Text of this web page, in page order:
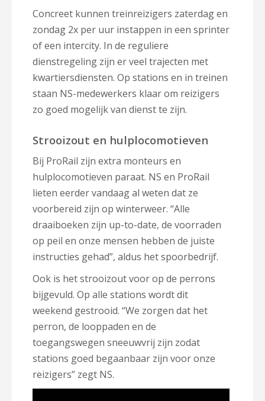
Concreet kunnen treinreizigers zaterdag en
zondag 2x per uur instappen in een sprinter
of een intercity. In de reguliere
dienstregeling zijn er veel trajecten met
kwartiersdiensten. Op stations en in treinen
staan NS-medewerkers klaar om reizigers
zo goed mogelijk van dienst te zijn.
Strooizout en hulplocomotieven
Bij ProRail zijn extra monteurs en
hulplocomotieven paraat. NS en ProRail
lieten eerder vandaag al weten dat ze
voorbereid zijn op winterweer. “Alle
draaiboeken zijn up-to-date, de voorraden
op peil en onze mensen hebben de juiste
instructies gehad”, aldus het spoorbedrijf.
Ook is het strooizout voor op de perrons
bijgevuld. Op alle stations wordt dit
weekend gestrooid. “We zorgen dat het
perron, de looppaden en de
toegangswegen sneeuwvrij zijn zodat
stations goed begaanbaar zijn voor onze
reizigers” zegt NS.